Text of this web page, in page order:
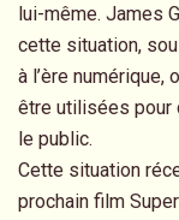
lui-même. James
cette situation,
à l’ère
être utilisées pour
le public.
Cette situation
prochain film